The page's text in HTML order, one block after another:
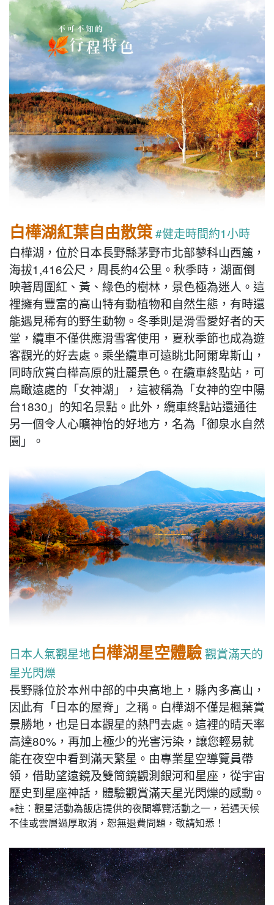
白樺湖紅葉自由散策#健走時間約1小時
白樺湖，位於日本長野縣茅野市北部蓼科山西麓，
海拔1,416公尺，周長約4公里。秋季時，湖面倒
映著周圍紅、黃、綠色的樹林，景色極為迷人。這
裡擁有豐富的高山特有動植物和自然生態，有時還
能遇見稀有的野生動物。冬季則是滑雪愛好者的天
堂，纜車不僅供應滑雪客使用，夏秋季節也成為遊
客觀光的好去處。乘坐纜車可遠眺北阿爾卑斯山，
同時欣賞白樺高原的壯麗景色。在纜車終點站，可
鳥瞰遠處的「女神湖」，這被稱為「女神的空中陽
台1830」的知名景點。此外，纜車終點站還通往
另一個令人心曠神怡的好地方，名為「御泉水自然
園」。
日本人氣觀星地白樺湖星空體驗觀賞滿天的
星光閃爍
長野縣位於本州中部的中央高地上，縣內多高山，
因此有「日本的屋脊」之稱。白樺湖不僅是楓葉賞
景勝地，也是日本觀星的熱門去處。這裡的晴天率
高達80%，再加上極少的光害污染，讓您輕易就
能在夜空中看到滿天繁星。由專業星空導覽員帶
領，借助望遠鏡及雙筒鏡觀測銀河和星座，從宇宙
歷史到星座神話，體驗觀賞滿天星光閃爍的感動。
※註：觀星活動為飯店提供的夜間導覽活動之一，若遇天候
不佳或雲層過厚取消，恕無退費問題，敬請知悉！